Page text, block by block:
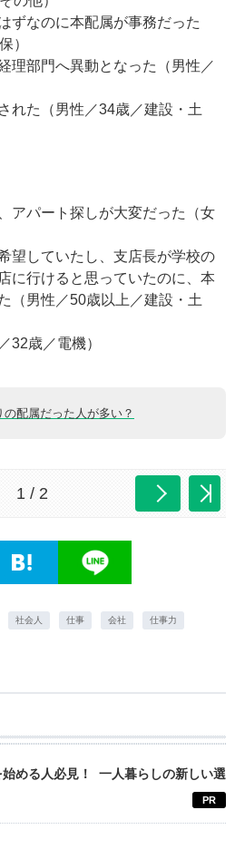
ずなのに本配属が事務だった
）
理部門へ異動となった（男性／
れた（男性／34歳／建設・土
アパート探しが大変だった（女
望していたし、支店長が学校の
に行けると思っていたのに、本
（男性／50歳以上／建設・土
32歳／電機）
の配属だった人が多い？
1 / 2
社会人 仕事 会社 仕事力
始める人必見！ 一人暮らしの新しい選
PR